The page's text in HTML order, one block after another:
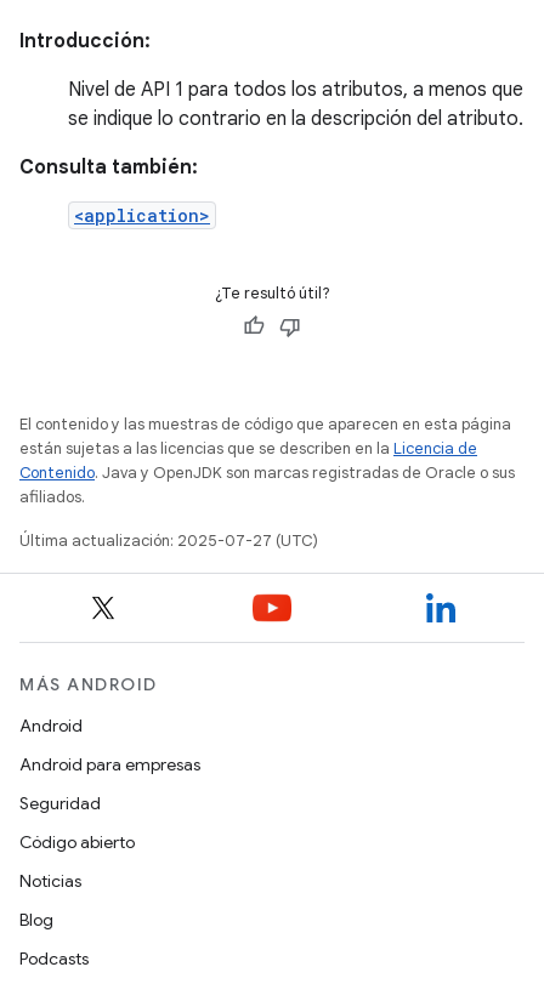
Introducción:
Nivel de API 1 para todos los atributos, a menos que
se indique lo contrario en la descripción del atributo.
Consulta también:
<application>
¿Te resultó útil?
El contenido y las muestras de código que aparecen en esta página
están sujetas a las licencias que se describen en la Licencia de
Contenido. Java y OpenJDK son marcas registradas de Oracle o sus
afiliados.
Última actualización: 2025-07-27 (UTC)
MÁS ANDROID
Android
Android para empresas
Seguridad
Código abierto
Noticias
Blog
Podcasts